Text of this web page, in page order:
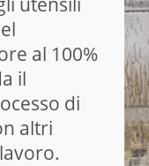
al 100%
il
di
altri